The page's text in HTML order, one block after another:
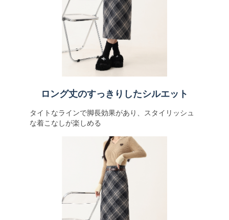
ロング丈のすっきりしたシルエット
タイトなラインで脚長効果があり、スタイリッシュ
な着こなしが楽しめる